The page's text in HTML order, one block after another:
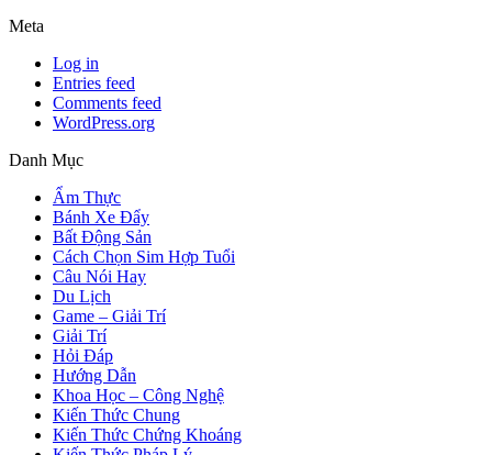
Meta
Log in
Entries feed
Comments feed
WordPress.org
Danh Mục
Ẩm Thực
Bánh Xe Đẩy
Bất Động Sản
Cách Chọn Sim Hợp Tuổi
Câu Nói Hay
Du Lịch
Game – Giải Trí
Giải Trí
Hỏi Đáp
Hướng Dẫn
Khoa Học – Công Nghệ
Kiến Thức Chung
Kiến Thức Chứng Khoáng